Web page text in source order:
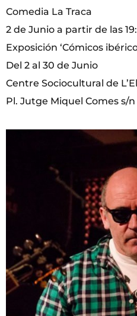
Comedia La Traca
2 de Junio a partir de las
Exposición ‘Cómicos
Del 2 al 30 de Junio
Centre Sociocultural de
Pl. Jutge Miquel Comes s/n